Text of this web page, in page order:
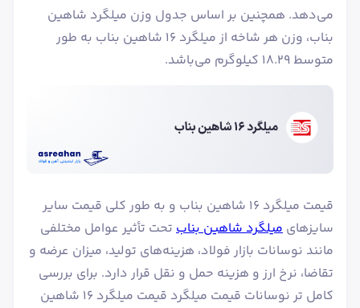
می‌دهد. همچنین بر اساس جدول وزن میلگرد شاهین
بناب، وزن هر شاخه از میلگرد ۱۶ شاهین بناب به طور
متوسط ۱۸.۲۹ کیلوگرم می‌باشد.
قیمت میلگرد ۱۶ شاهین بناب و به طور کلی قیمت سایر
سایزهای میلگرد شاهین بناب تحت تأثیر عوامل مختلفی
مانند نوسانات بازار فولاد، هزینه‌های تولید، میزان عرضه و
تقاضا، نرخ ارز و هزینه حمل و نقل قرار دارد. برای بررسی
کامل تر نوسانات قیمت میلگرد قیمت میلگرد ۱۶ شاهین